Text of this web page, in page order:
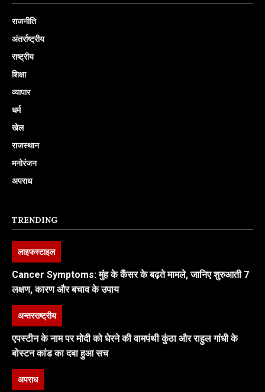
राजनीति
अंतर्राष्ट्रीय
राष्ट्रीय
शिक्षा
व्यापार
धर्म
खेल
राजस्थान
मनोरंजन
अपराध
TRENDING
लाइफस्टाइल
Cancer Symptoms: मुंह के कैंसर के बढ़ते मामले, जानिए शुरुआती 7
लक्षण, कारण और बचाव के उपाय
अन्तरराष्ट्रीय
एपस्टीन के नाम पर मोदी को घेरने की वामपंथी कुंठा और राहुल गांधी के
बोस्टन कांड का दबा हुआ सच
अपराध